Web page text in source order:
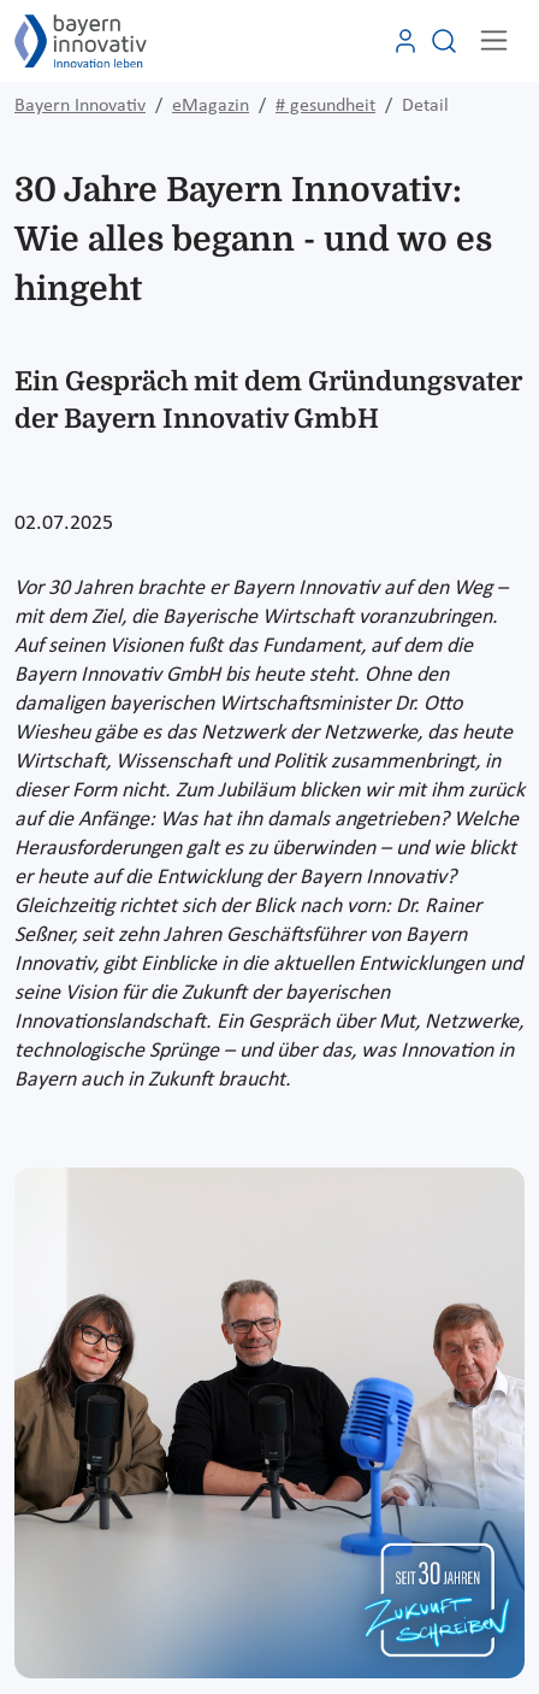
Bayern Innovativ eMagazin # gesundheit Detail
30 Jahre Bayern Innovativ:
Wie alles begann - und wo es
hingeht
Ein Gespräch mit dem Gründungsvater
der Bayern Innovativ GmbH
02.07.2025
Vor 30 Jahren brachte er Bayern Innovativ auf den Weg –
mit dem Ziel, die Bayerische Wirtschaft voranzubringen.
Auf seinen Visionen fußt das Fundament, auf dem die
Bayern Innovativ GmbH bis heute steht. Ohne den
damaligen bayerischen Wirtschaftsminister Dr. Otto
Wiesheu gäbe es das Netzwerk der Netzwerke, das heute
Wirtschaft, Wissenschaft und Politik zusammenbringt, in
dieser Form nicht. Zum Jubiläum blicken wir mit ihm zurück
auf die Anfänge: Was hat ihn damals angetrieben? Welche
Herausforderungen galt es zu überwinden – und wie blickt
er heute auf die Entwicklung der Bayern Innovativ?
Gleichzeitig richtet sich der Blick nach vorn: Dr. Rainer
Seßner, seit zehn Jahren Geschäftsführer von Bayern
Innovativ, gibt Einblicke in die aktuellen Entwicklungen und
seine Vision für die Zukunft der bayerischen
Innovationslandschaft. Ein Gespräch über Mut, Netzwerke,
technologische Sprünge – und über das, was Innovation in
Bayern auch in Zukunft braucht.